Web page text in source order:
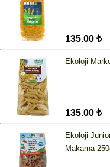
135.00 ₺
Ekoloji
135.00 ₺
Ekoloji
Makarna